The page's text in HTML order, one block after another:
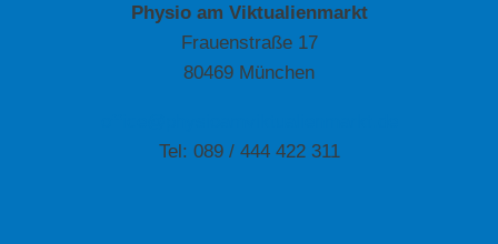
Physio am Viktualienmarkt
Frauenstraße 17
80469 München
Tel: 089 / 444 422 311